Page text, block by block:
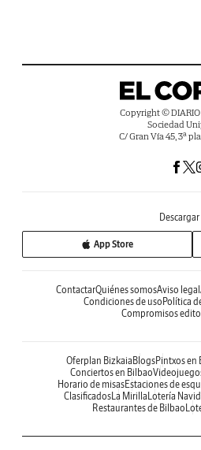
Copyright © DIARIO
Sociedad
C/ Gran Vía 45, 3ª
App Store
ContactarQuiénes somosAviso legal
Condiciones de usoPolítica
Compromisos
Oferplan BizkaiaBlogsPintxos en
Conciertos en Bilbao
Horario de misasEstaciones de
ClasificadosLa MirillaLotería
Restaurantes de Bilbao